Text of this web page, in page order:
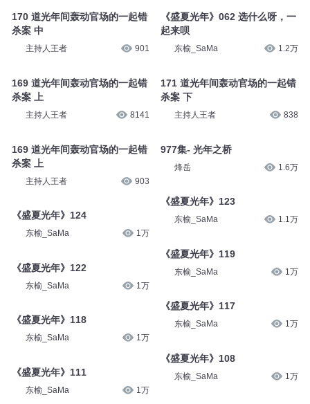
170 道光年间轰动官场的一起错
杀案 中
主持人王者 901
169 道光年间轰动官场的一起错
杀案 上
主持人王者 8141
169 道光年间轰动官场的一起错
杀案 上
主持人王者 903
《盛夏光年》124
东榆_SaMa 1万
《盛夏光年》122
东榆_SaMa 1万
《盛夏光年》118
东榆_SaMa 1万
《盛夏光年》111
东榆_SaMa 1万
《盛夏光年》062 选什么呀，一
起来呗
东榆_SaMa 1.2万
171 道光年间轰动官场的一起错
杀案 下
主持人王者 838
977集- 光年之桥
烽岳 1.6万
《盛夏光年》123
东榆_SaMa 1.1万
《盛夏光年》119
东榆_SaMa 1万
《盛夏光年》117
东榆_SaMa 1万
《盛夏光年》108
东榆_SaMa 1万